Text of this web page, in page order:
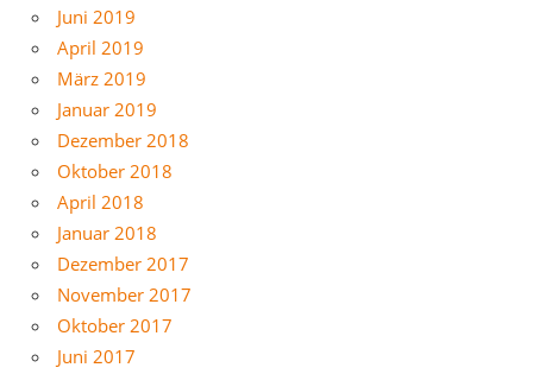
Juni 2019
April 2019
März 2019
Januar 2019
Dezember 2018
Oktober 2018
April 2018
Januar 2018
Dezember 2017
November 2017
Oktober 2017
Juni 2017